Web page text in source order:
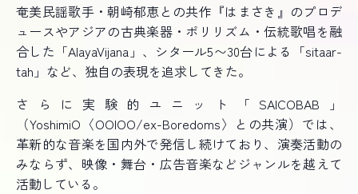
奄美民謡歌手・朝崎郁恵との共作『はまさき』のプロデ
ュースやアジアの古典楽器・ポリリズム・伝統歌唱を融
合した「AlayaVijana」、シタール5〜30台による「sitaar-
tah」など、独自の表現を追求してきた。
さらに実験的ユニット「SAICOBAB」
（YoshimiO〈OOIOO/ex-Boredoms〉との共演）では、
革新的な音楽を国内外で発信し続けており、演奏活動の
みならず、映像・舞台・広告音楽などジャンルを越えて
活動している。